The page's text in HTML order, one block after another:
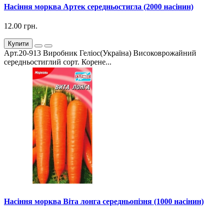
Насіння морква Артек середньостигла (2000 насінин)
12.00 грн.
Купити
Арт.20-913 Виробник Геліос(Україна) Високоврожайний
середньостиглий сорт. Корене...
Насіння морква Віта лонга середньопізня (1000 насінин)